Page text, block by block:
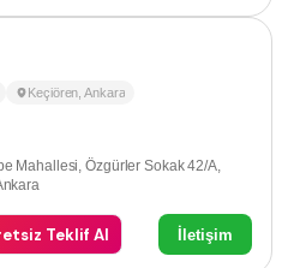
Keçiören ,Ankara
Mahallesi, Özgürler Sokak 42/A,
Teklif Al İletişim